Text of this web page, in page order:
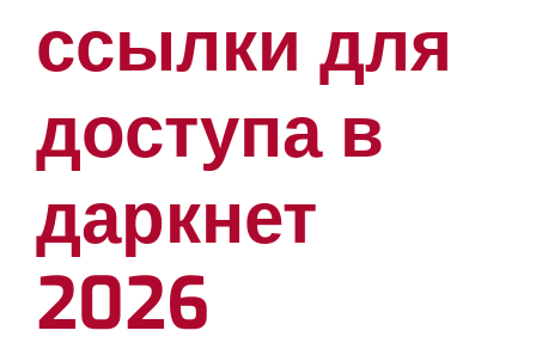
ссылки для
доступа в
даркнет
2026